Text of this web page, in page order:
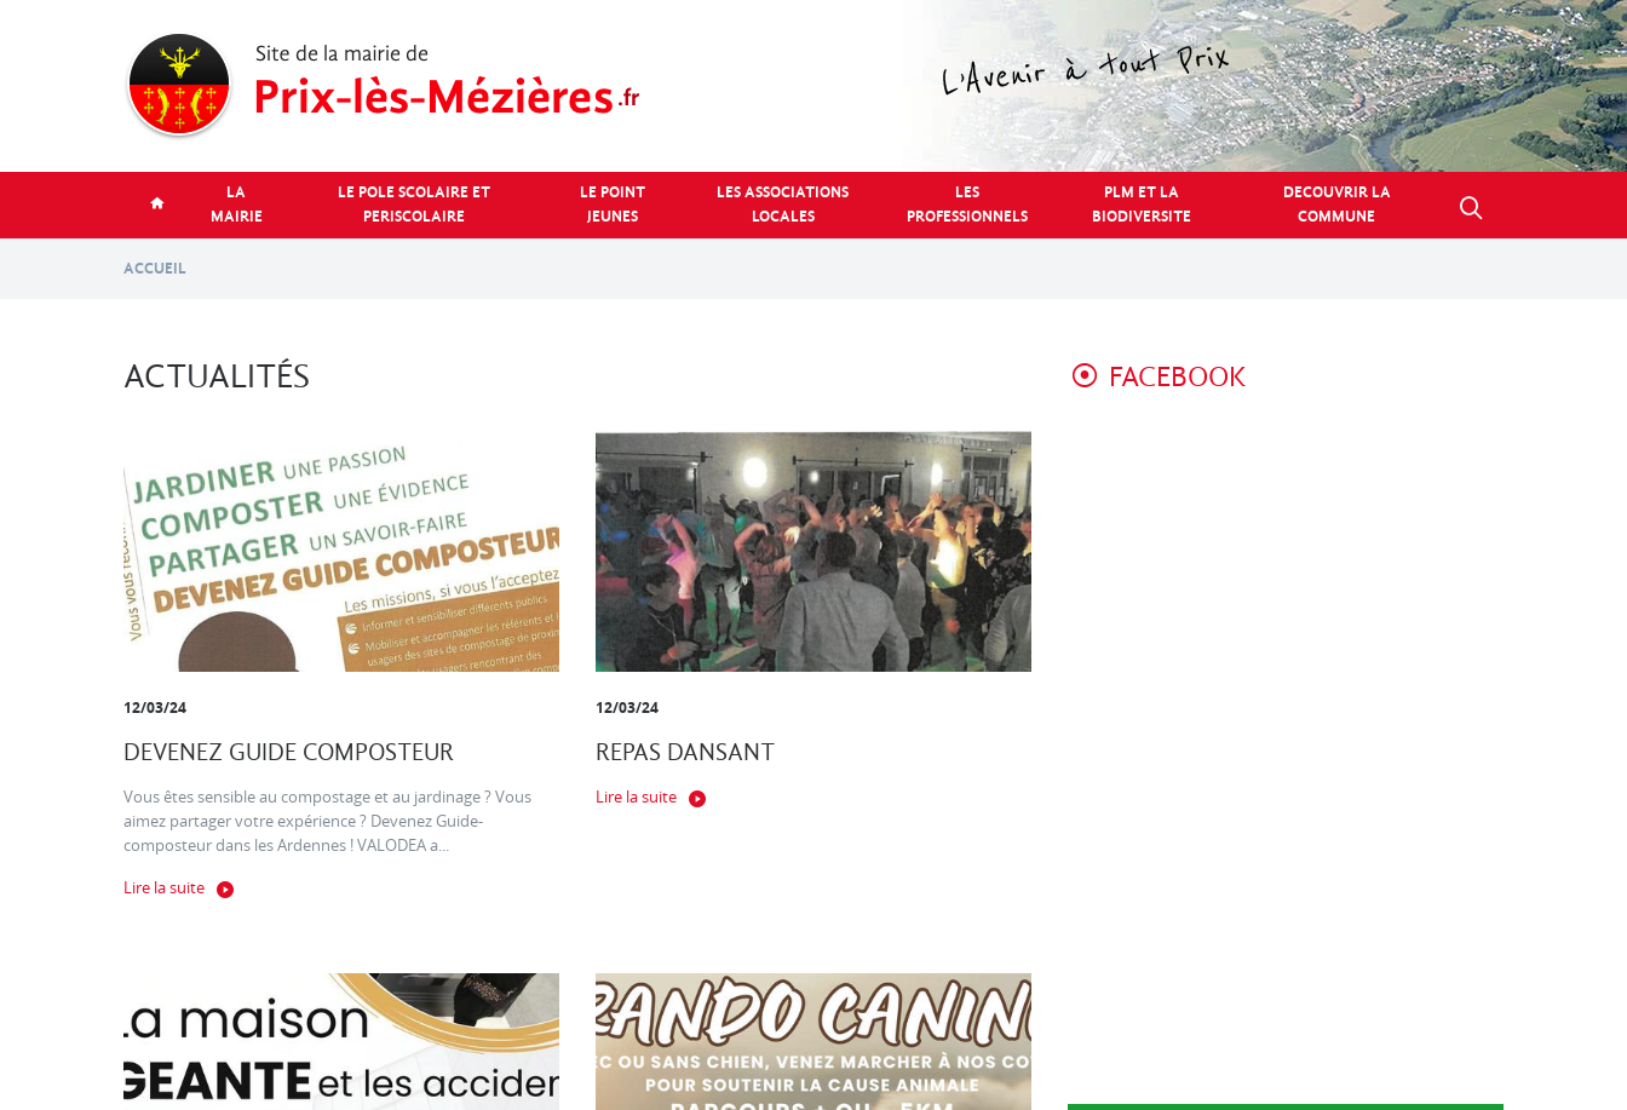
LA
MAIRIE
LE POLE SCOLAIRE ET
PERISCOLAIRE
LE POINT
JEUNES
LES ASSOCIATIONS
LOCALES
LES
PROFESSIONNELS
PLM ET LA
BIODIVERSITE
DECOUVRIR LA
COMMUNE
ACCUEIL
ACTUALITÉS
12/03/24
DEVENEZ GUIDE COMPOSTEUR
Vous êtes sensible au compostage et au jardinage ? Vous
aimez partager votre expérience ? Devenez Guide-
composteur dans les Ardennes ! VALODEA a...
Lire la suite
12/03/24
REPAS DANSANT
Lire la suite
FACEBOOK